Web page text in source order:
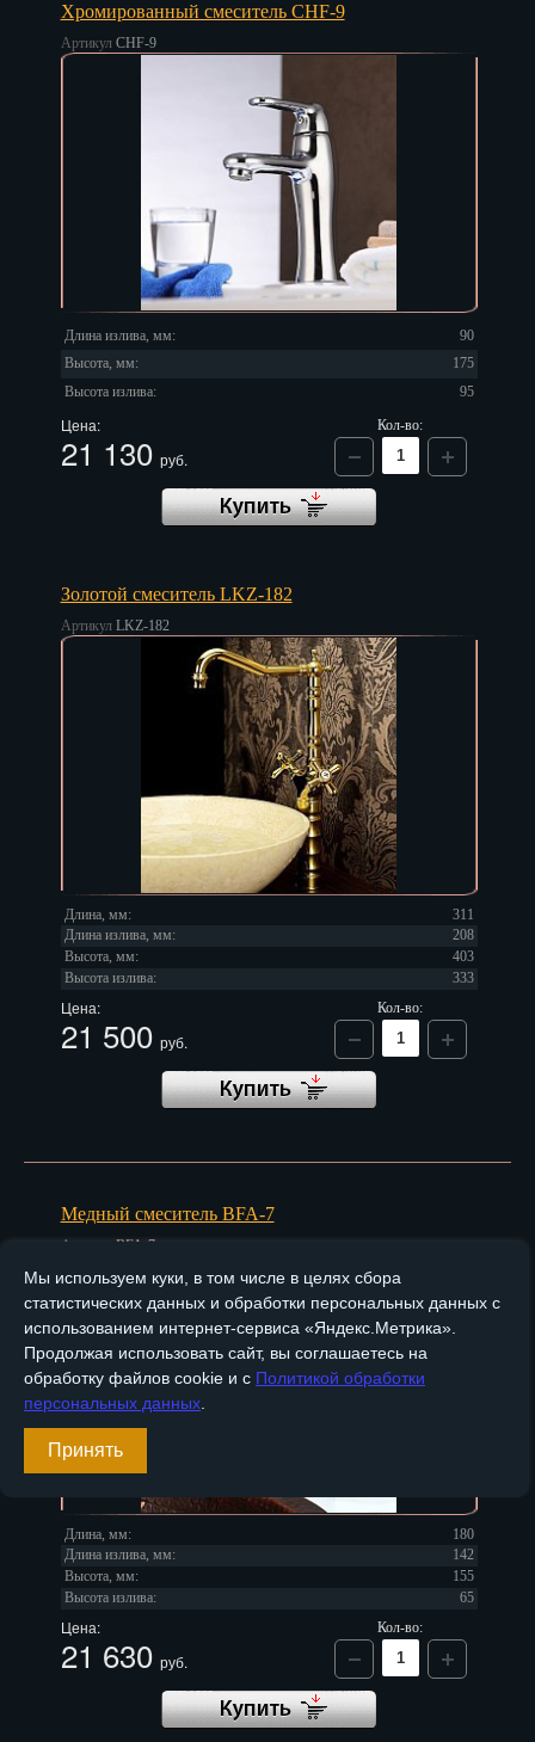
Хромированный смеситель CHF-9
Артикул CHF-9
Длина излива, мм:
90
Высота, мм:
175
Высота излива:
95
Цена:
21 130 руб.
Кол-во:
Золотой смеситель LKZ-182
Артикул LKZ-182
Длина, мм:
311
Длина излива, мм:
208
Высота, мм:
403
Высота излива:
333
Цена:
21 500 руб.
Кол-во:
Медный смеситель BFA-7
Артикул BFA-7
Длина, мм:
180
Длина излива, мм:
142
Высота, мм:
155
Высота излива:
65
Цена:
21 630 руб.
Кол-во:
Мы используем куки, в том числе в целях сбора
статистических данных и обработки персональных данных с
использованием интернет-сервиса «Яндекс.Метрика».
Продолжая использовать сайт, вы соглашаетесь на
обработку файлов cookie и с Политикой обработки
персональных данных.
Принять